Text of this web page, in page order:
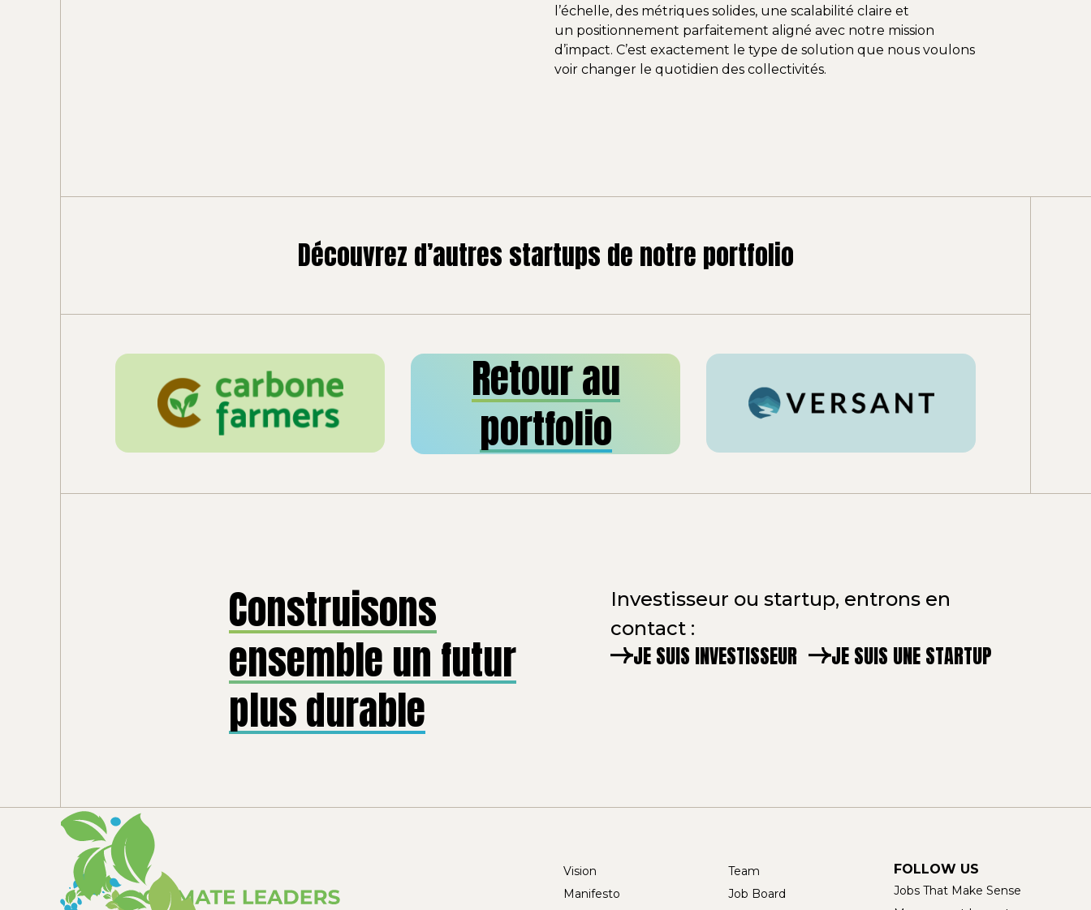
l’échelle, des métriques solides, une scalabilité claire et
un positionnement parfaitement aligné avec notre mission
d’impact. C’est exactement le type de solution que nous voulons
voir changer le quotidien des collectivités.
Découvrez d’autres startups de notre portfolio
Retour au
portfolio
Construisons
ensemble un futur
plus durable
Investisseur ou startup, entrons en
contact :
JE SUIS INVESTISSEUR JE SUIS UNE STARTUP
Vision
Manifesto
Team
Job Board
FOLLOW US
Jobs That Make Sense